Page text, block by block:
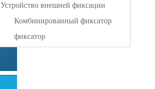
Устройство внешней фиксации
Комбинированный фиксатор
фиксатор